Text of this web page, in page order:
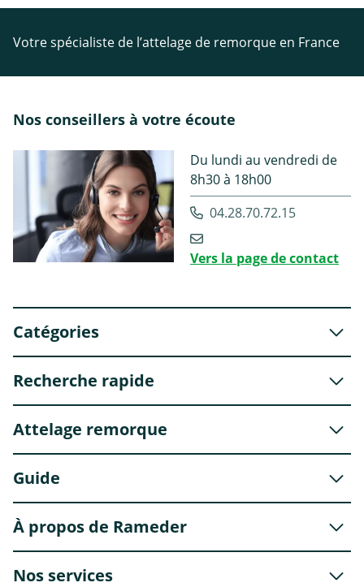
Votre spécialiste de l’attelage de remorque en France
Nos conseillers à votre écoute
Du lundi au vendredi de
8h30 à 18h00
04.28.70.72.15
Vers la page de contact
Catégories
Recherche rapide
Attelage remorque
Guide
À propos de Rameder
Nos services